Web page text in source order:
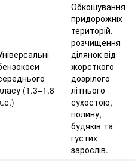
(1.3–1.8
Обкошування
придорожніх
територій,
розчищення
ділянок від
жорсткого
дозрілого
літнього
сухостою,
полину,
будяків та
густих
зарослів.